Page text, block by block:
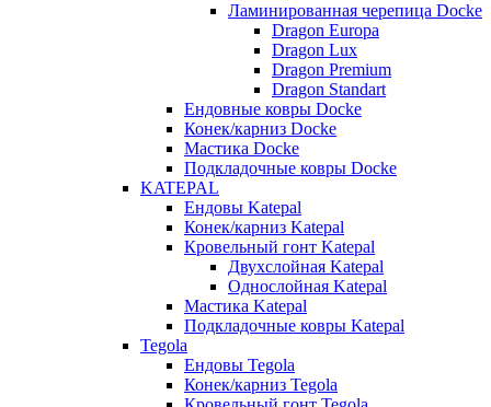
Ламинированная черепица Docke
Dragon Europa
Dragon Lux
Dragon Premium
Dragon Standart
Ендовные ковры Docke
Конек/карниз Docke
Мастика Docke
Подкладочные ковры Docke
KATEPAL
Ендовы Katepal
Конек/карниз Katepal
Кровельный гонт Katepal
Двухслойная Katepal
Однослойная Katepal
Мастика Katepal
Подкладочные ковры Katepal
Tegola
Ендовы Tegola
Конек/карниз Tegola